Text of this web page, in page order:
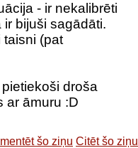
- ir nekalibrēti
bijuši sagādāti.
taisni (pat
droša
ar āmuru :D
šo ziņu Citēt šo ziņu